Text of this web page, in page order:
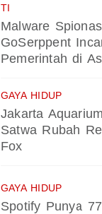
TI
Malware
GoSerppent
Pemerintah di
GAYA HIDUP
Jakarta
Satwa Rubah
Fox
GAYA HIDUP
Spotify Punya